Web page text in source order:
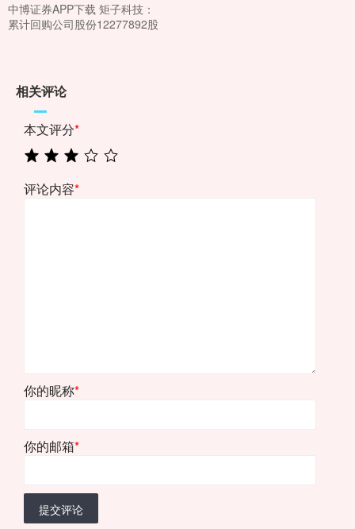
中博证券APP下载 矩子科技：
累计回购公司股份12277892股
相关评论
本文评分*
评论内容*
你的昵称*
你的邮箱*
提交评论